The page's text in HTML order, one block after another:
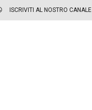
ISCRIVITI AL NOSTRO CANALE